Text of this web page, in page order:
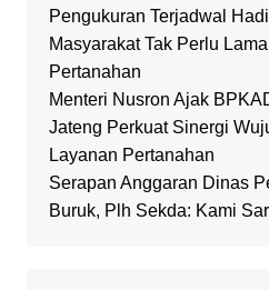
Pengukuran Terjadwal
Masyarakat Tak Perlu
Pertanahan
Menteri Nusron Ajak
Jateng Perkuat Sinergi
Layanan Pertanahan
Serapan Anggaran Dinas
Buruk, Plh Sekda: Kami